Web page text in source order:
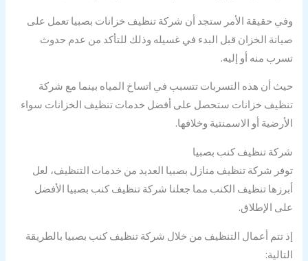
وفي حقيقة الأمر ستجد أن شركة تنظيف خزانات بصبيا تعمل على
صيانة الخزان قبل البدء في غسيله وذلك للتأكد من عدم حدوث
تسرب منه أو إليه.
حيث أن هذه التسربات تتسبب في اتساخ المياه بينما مع شركة
تنظيف خزانات ستحصل على أفضل خدمات تنظيف الخزانات سواء
الأرضية أو الاسمنتية وخلافها.
شركة تنظيف كنب بصبيا
توفر شركة تنظيف منازل بصبيا العديد من خدمات التنظيف، لعل
أبرزها تنظيف الكنب مما جعلنا شركة تنظيف كنب بصبيا الأفضل
على الإطلاق.
إذ تتم أعمال التنظيف من خلال شركة تنظيف كنب بصبيا بالطريقة
التالية: